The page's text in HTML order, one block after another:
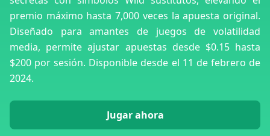
premio máximo hasta 7,000 veces la apuesta original.
Diseñado para amantes de juegos de volatilidad
media, permite ajustar apuestas desde $0.15 hasta
$200 por sesión. Disponible desde el 11 de febrero de
2024.
Jugar ahora